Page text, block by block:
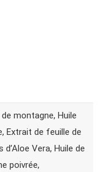
montagne, Huile
Extrait de feuille de
d’Aloe Vera, Huile de
poivrée,